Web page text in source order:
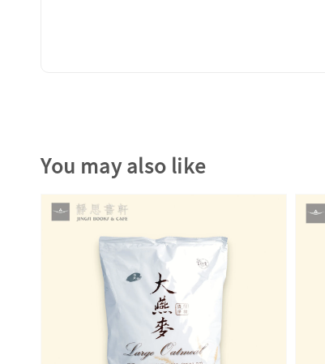
You may also like